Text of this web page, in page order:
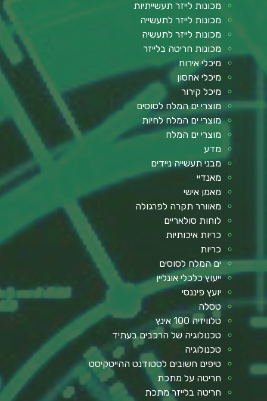
מכונות לייזר תעשייתיות
מכונות לייזר לתעשייה
מכונות לייזר לתעשיה
מכונות חריטה בלייזר
מיכלי אירוח
מיכלי אחסון
מיכל קירור
מוצרי ים המלח לסוסים
מוצרי ים המלח לחיות
מוצרי ים המלח
מדע
מבני תעשייה ניידים
מאנדיי
מאמן אישי
מאוורר תקרה לפרגולה
לוחות סולאריים
כריות איכותיות
כריות
ים המלח לסוסים
ייעוץ כלכלי אונליין
יועץ פיננסי
טסלה
טלוויזיה 100 אינץ
טכנולוגיה של הרכבים בעתיד
טכנולוגיה
טיפים חשובים לסטודנט ההייטקיסט
חריטה על מתכת
חריטה בלייזר מתכת